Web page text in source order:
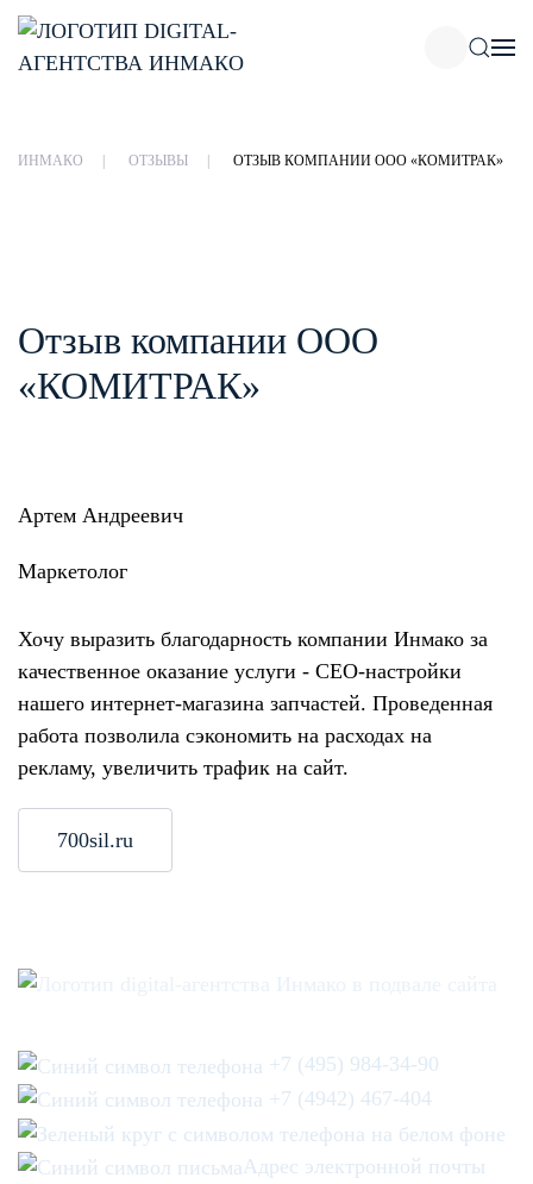
Skip to main content
ИНМАКО ОТЗЫВЫ ОТЗЫВ КОМПАНИИ ООО «КОМИТРАК»
Отзыв компании ООО
«КОМИТРАК»
Артем Андреевич
Маркетолог
Хочу выразить благодарность компании Инмако за
качественное оказание услуги - СЕО-настройки
нашего интернет-магазина запчастей. Проведенная
работа позволила сэкономить на расходах на
рекламу, увеличить трафик на сайт.
700sil.ru
+7 (495) 984-34-90
+7 (4942) 467-404
Адрес электронной почты